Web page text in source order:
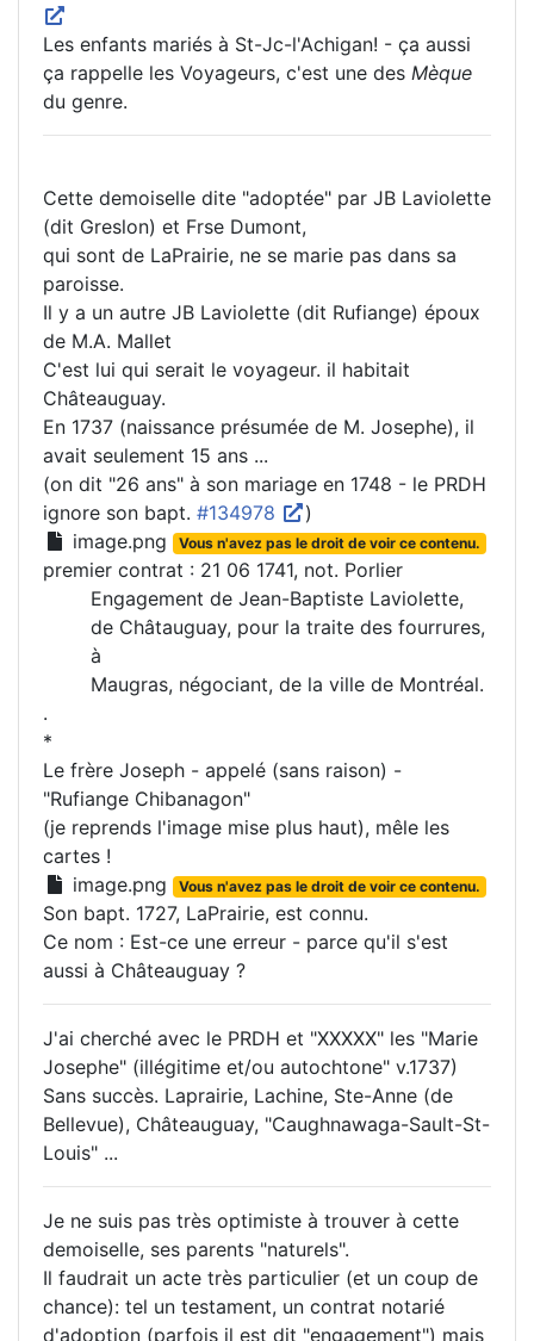
Les enfants mariés à St-Jc-l'Achigan! - ça aussi
ça rappelle les Voyageurs, c'est une des Mèque
du genre.
Cette demoiselle dite "adoptée" par JB Laviolette
(dit Greslon) et Frse Dumont,
qui sont de LaPrairie, ne se marie pas dans sa
paroisse.
Il y a un autre JB Laviolette (dit Rufiange) époux
de M.A. Mallet
C'est lui qui serait le voyageur. il habitait
Châteauguay.
En 1737 (naissance présumée de M. Josephe), il
avait seulement 15 ans ...
(on dit "26 ans" à son mariage en 1748 - le PRDH
ignore son bapt. #134978
)
image.png
Vous n'avez pas le droit de voir ce contenu.
premier contrat : 21 06 1741, not. Porlier
Engagement de Jean-Baptiste Laviolette,
de Châtauguay, pour la traite des fourrures,
à
Maugras, négociant, de la ville de Montréal.
.
*
Le frère Joseph - appelé (sans raison) -
"Rufiange Chibanagon"
(je reprends l'image mise plus haut), mêle les
cartes !
image.png
Vous n'avez pas le droit de voir ce contenu.
Son bapt. 1727, LaPrairie, est connu.
Ce nom : Est-ce une erreur - parce qu'il s'est
aussi à Châteauguay ?
J'ai cherché avec le PRDH et "XXXXX" les "Marie
Josephe" (illégitime et/ou autochtone" v.1737)
Sans succès. Laprairie, Lachine, Ste-Anne (de
Bellevue), Châteauguay, "Caughnawaga-Sault-St-
Louis" ...
Je ne suis pas très optimiste à trouver à cette
demoiselle, ses parents "naturels".
Il faudrait un acte très particulier (et un coup de
chance): tel un testament, un contrat notarié
d'adoption (parfois il est dit "engagement") mais